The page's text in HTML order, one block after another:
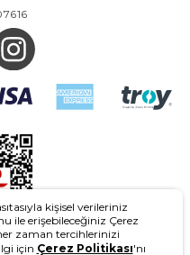
kişisel verileriniz
ile erişebileceğiniz Çerez
zaman tercihlerinizi
için Çerez Politikası'nı